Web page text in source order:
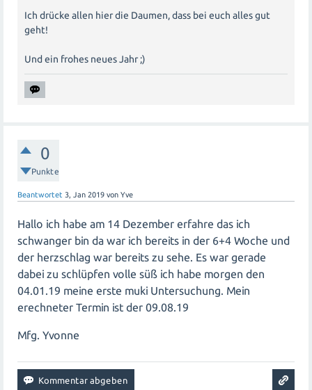
Ich drücke allen hier die Daumen, dass bei euch alles gut
geht!
Und ein frohes neues Jahr ;)
0
Punkte
Beantwortet 3, Jan 2019 von Yve
Hallo ich habe am 14 Dezember erfahre das ich
schwanger bin da war ich bereits in der 6+4 Woche und
der herzschlag war bereits zu sehe. Es war gerade
dabei zu schlüpfen volle süß ich habe morgen den
04.01.19 meine erste muki Untersuchung. Mein
erechneter Termin ist der 09.08.19
Mfg. Yvonne